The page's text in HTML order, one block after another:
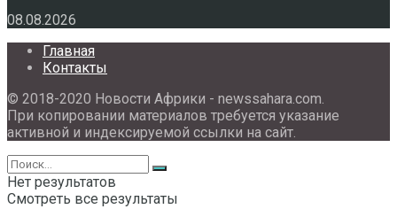
08.08.2026
Главная
Контакты
© 2018-2020 Новости Африки - newssahara.com.
При копировании материалов требуется указание
активной и индексируемой ссылки на сайт.
Нет результатов
Смотреть все результаты